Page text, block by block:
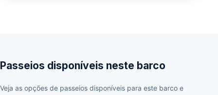
Passeios disponíveis neste barco
Veja as opções de passeios disponíveis para este barco e